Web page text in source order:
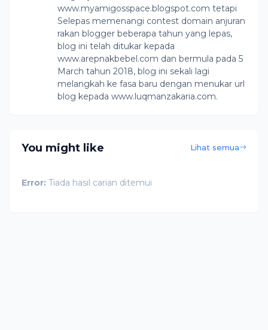
www.myamigosspace.blogspot.com tetapi
Selepas memenangi contest domain anjuran
rakan blogger beberapa tahun yang lepas,
blog ini telah ditukar kepada
www.arepnakbebel.com dan bermula pada 5
March tahun 2018, blog ini sekali lagi
melangkah ke fasa baru dengan menukar url
blog kepada www.luqmanzakaria.com.
You might like Lihat semua
Error: Tiada hasil carian ditemui